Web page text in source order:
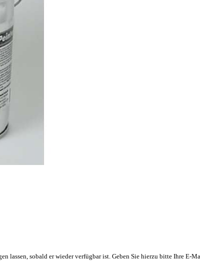
lassen, sobald er wieder verfügbar ist. Geben Sie hierzu bitte Ihre E-